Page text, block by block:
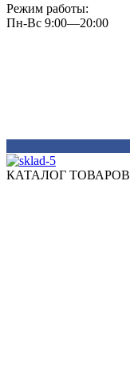
Режим работы:
Пн-Вс 9:00—20:00
КАТАЛОГ ТОВАРОВ